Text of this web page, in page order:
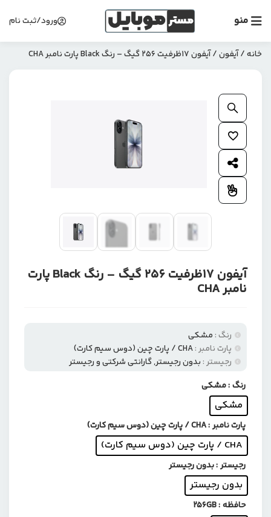
منو ورود/ثبت نام
خانه/آیفون/ آیفون 17ظرفیت 256 گیگ – رنگ Black پارت نامبر CHA
آیفون 17ظرفیت 256 گیگ – رنگ Black پارت
نامبر CHA
رنگ : مشکی
پارت نامبر :CHA / پارت چین (دوس سیم کارت)
رجیستر : بدون رجیستر,گارانتی شرکتی و رجیستر
رنگ: مشکی
مشکی
پارت نامبر: CHA / پارت چین (دوس سیم کارت)
CHA / پارت چین (دوس سیم کارت)
رجیستر: بدون رجیستر
بدون رجیستر
حافظه: 256GB